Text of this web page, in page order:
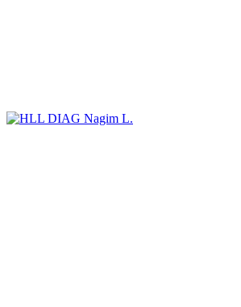
Nagim L.